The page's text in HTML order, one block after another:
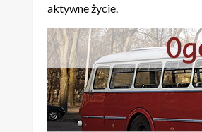
aktywne życie.